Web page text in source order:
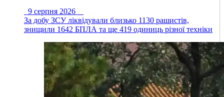
9 серпня 2026
За добу ЗСУ ліквідували близько 1130 рашистів,
знищили 1642 БПЛА та ще 419 одиниць різної техніки